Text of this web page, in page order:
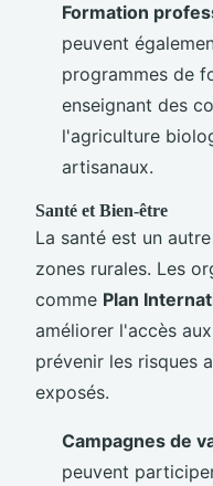
Formation
peuvent
programmes de
enseignant des
l'agriculture
artisanaux.
Santé et Bien-être
La santé est un
zones rurales. Les
comme Plan
améliorer l'accès
prévenir les risques
exposés.
Campagnes de
peuvent